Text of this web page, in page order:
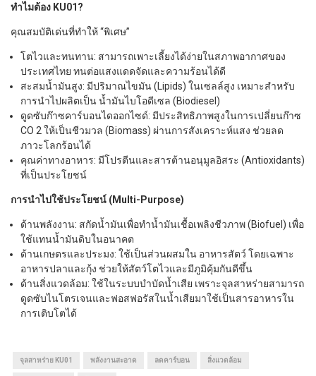
ทำไมต้อง KU01?
คุณสมบัติเด่นที่ทำให้ “พิเศษ”
โตไวและทนทาน: สามารถเพาะเลี้ยงได้ง่ายในสภาพอากาศของ
ประเทศไทย ทนต่อแสงแดดจัดและความร้อนได้ดี
สะสมน้ำมันสูง: มีปริมาณไขมัน (Lipids) ในเซลล์สูง เหมาะสำหรับ
การนำไปผลิตเป็น น้ำมันไบโอดีเซล (Biodiesel)
ดูดซับก๊าซคาร์บอนไดออกไซด์: มีประสิทธิภาพสูงในการเปลี่ยนก๊าซ
CO 2 ให้เป็นชีวมวล (Biomass) ผ่านการสังเคราะห์แสง ช่วยลด
ภาวะโลกร้อนได้
คุณค่าทางอาหาร: มีโปรตีนและสารต้านอนุมูลอิสระ (Antioxidants)
ที่เป็นประโยชน์
การนำไปใช้ประโยชน์ (Multi-Purpose)
ด้านพลังงาน: สกัดน้ำมันเพื่อทำน้ำมันเชื้อเพลิงชีวภาพ (Biofuel) เพื่อ
ใช้แทนน้ำมันดิบในอนาคต
ด้านเกษตรและประมง: ใช้เป็นส่วนผสมใน อาหารสัตว์ โดยเฉพาะ
อาหารปลาและกุ้ง ช่วยให้สัตว์โตไวและมีภูมิคุ้มกันดีขึ้น
ด้านสิ่งแวดล้อม: ใช้ในระบบบำบัดน้ำเสีย เพราะจุลสาหร่ายสามารถ
ดูดซับไนโตรเจนและฟอสฟอรัสในน้ำเสียมาใช้เป็นสารอาหารใน
การเติบโตได้
จุลสาหร่าย KU01 พลังงานสะอาด ลดคาร์บอน สิ่งแวดล้อม